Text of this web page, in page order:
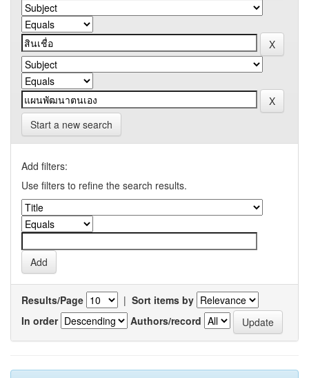
Start a new search
Add filters:
Use filters to refine the search results.
Results/Page | Sort items by
In order
Authors/record